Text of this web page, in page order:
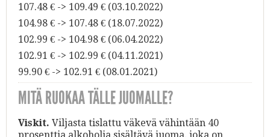
107.48 € -> 109.49 € (03.10.2022)
104.98 € -> 107.48 € (18.07.2022)
102.99 € -> 104.98 € (06.04.2022)
102.91 € -> 102.99 € (04.11.2021)
99.90 € -> 102.91 € (08.01.2021)
MITÄ RUOKAA TÄLLE JUOMALLE?
Viskit. Viljasta tislattu väkevä vähintään 40